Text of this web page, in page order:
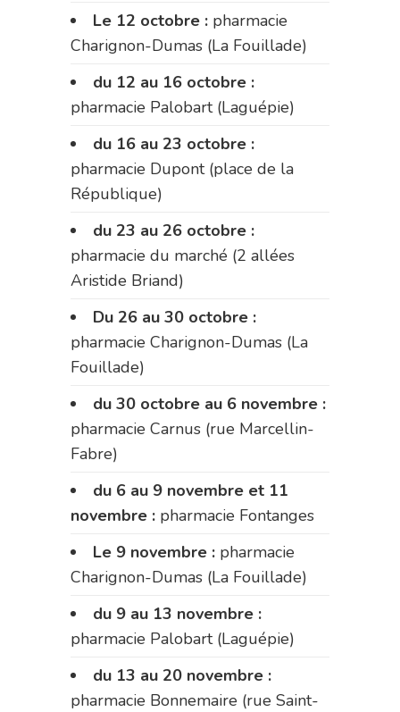
Le 12 octobre : pharmacie
Charignon-Dumas (La Fouillade)
du 12 au 16 octobre :
pharmacie Palobart (Laguépie)
du 16 au 23 octobre :
pharmacie Dupont (place de la
République)
du 23 au 26 octobre :
pharmacie du marché (2 allées
Aristide Briand)
Du 26 au 30 octobre :
pharmacie Charignon-Dumas (La
Fouillade)
du 30 octobre au 6 novembre :
pharmacie Carnus (rue Marcellin-
Fabre)
du 6 au 9 novembre et 11
novembre : pharmacie Fontanges
Le 9 novembre : pharmacie
Charignon-Dumas (La Fouillade)
du 9 au 13 novembre :
pharmacie Palobart (Laguépie)
du 13 au 20 novembre :
pharmacie Bonnemaire (rue Saint-